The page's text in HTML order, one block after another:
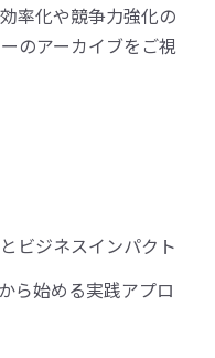
率化や競争力強化の
のアーカイブをご視
ビジネスインパクト
ら始める実践アプロ